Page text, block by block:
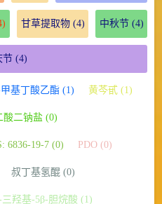
甘草提取物(4) 中秋节(4)
节(4)
基丁酸乙酯 (1) 黄芩甙 (1)
酸二钠盐 (0)
6836-19-7 (0) PDO (0)
叔丁基氢醌 (0)
三羟基-5β-胆烷酸 (1)